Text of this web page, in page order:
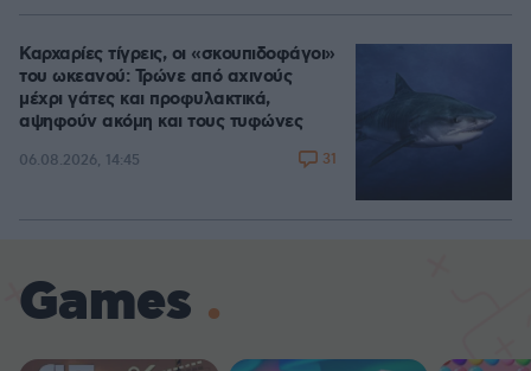
Καρχαρίες τίγρεις, οι «σκουπιδοφάγοι»
του ωκεανού: Τρώνε από αχινούς
μέχρι γάτες και προφυλακτικά,
αψηφούν ακόμη και τους τυφώνες
06.08.2026, 14:45 31
Games